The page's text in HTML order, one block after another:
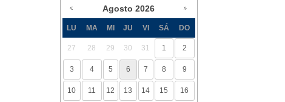
Agosto 2026
LU MA MI JU VI SÁ DO
27 28 29 30 31 1 2
3 4 5 6 7 8 9
10 11 12 13 14 15 16